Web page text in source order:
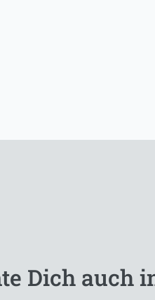
Dich auch